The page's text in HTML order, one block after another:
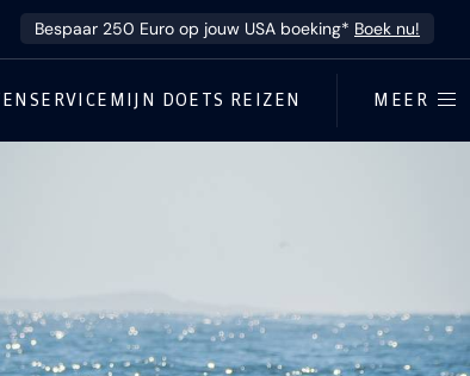
Bespaar 250 Euro op jouw USA boeking* Boek nu!
MIJN DOETS REIZEN MEER